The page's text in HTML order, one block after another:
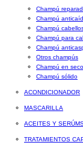
Champú
Champú
Champú
Champú para
Champú
Otros champús
Champú en seco
Champú sólido
ACONDICIONADOR
MASCARILLA
ACEITES Y
TRATAMIENTOS